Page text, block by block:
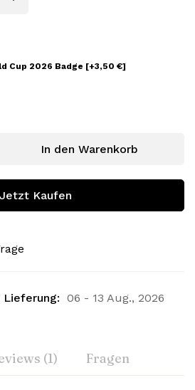
Cup 2026 Badge [+3,50 €]
In den Warenkorb
Jetzt Kaufen
Lieferung: 06 - 13 Aug., 2026
(1) Fragen